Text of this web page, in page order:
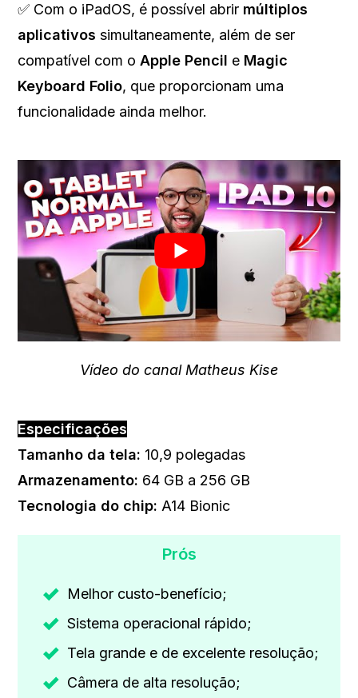
✅ Com o iPadOS, é possível abrir múltiplos
aplicativos simultaneamente, além de ser
compatível com oApple Pencil e Magic
Keyboard Folio, que proporcionam uma
funcionalidade ainda melhor.
Vídeo do canal Matheus Kise
Especificações
Tamanho da tela: 10,9 polegadas
Armazenamento: 64 GB a 256 GB
Tecnologia do chip: ‎A14 Bionic
Prós
Melhor custo-benefício;
Sistema operacional rápido;
Tela grande e de excelente resolução;
Câmera de alta resolução;